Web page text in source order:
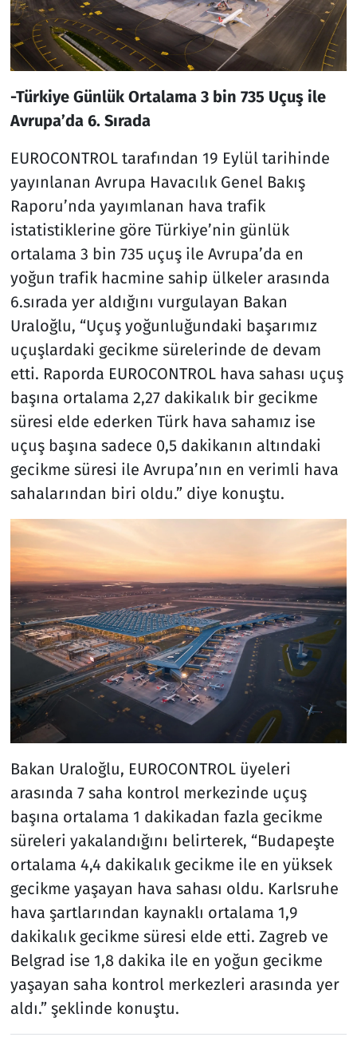
-Türkiye Günlük Ortalama 3 bin 735 Uçuş ile
Avrupa’da 6. Sırada
EUROCONTROL tarafından 19 Eylül tarihinde
yayınlanan Avrupa Havacılık Genel Bakış
Raporu’nda yayımlanan hava trafik
istatistiklerine göre Türkiye’nin günlük
ortalama 3 bin 735 uçuş ile Avrupa’da en
yoğun trafik hacmine sahip ülkeler arasında
6.sırada yer aldığını vurgulayan Bakan
Uraloğlu, “Uçuş yoğunluğundaki başarımız
uçuşlardaki gecikme sürelerinde de devam
etti. Raporda EUROCONTROL hava sahası uçuş
başına ortalama 2,27 dakikalık bir gecikme
süresi elde ederken Türk hava sahamız ise
uçuş başına sadece 0,5 dakikanın altındaki
gecikme süresi ile Avrupa’nın en verimli hava
sahalarından biri oldu.” diye konuştu.
Bakan Uraloğlu, EUROCONTROL üyeleri
arasında 7 saha kontrol merkezinde uçuş
başına ortalama 1 dakikadan fazla gecikme
süreleri yakalandığını belirterek, “Budapeşte
ortalama 4,4 dakikalık gecikme ile en yüksek
gecikme yaşayan hava sahası oldu. Karlsruhe
hava şartlarından kaynaklı ortalama 1,9
dakikalık gecikme süresi elde etti. Zagreb ve
Belgrad ise 1,8 dakika ile en yoğun gecikme
yaşayan saha kontrol merkezleri arasında yer
aldı.” şeklinde konuştu.